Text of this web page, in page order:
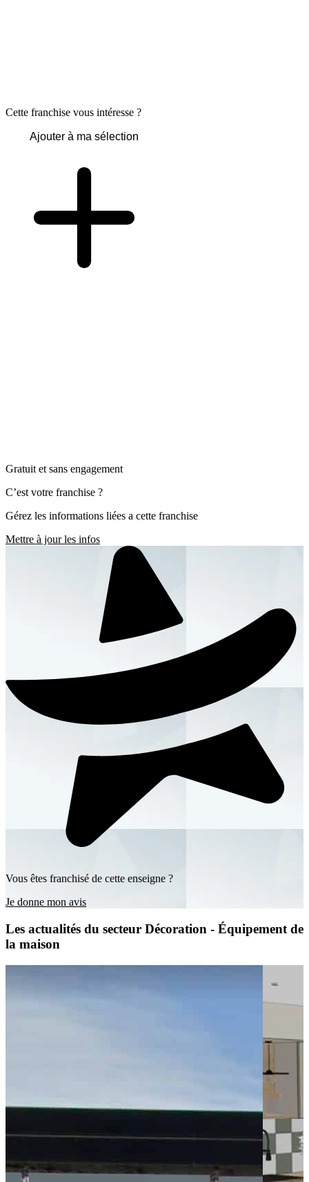
Cette franchise vous intéresse ?
Ajouter à ma sélection
Gratuit et sans engagement
C’est votre franchise ?
Gérez les informations liées a cette franchise
Mettre à jour les infos
Vous êtes franchisé de cette enseigne ?
Je donne mon avis
Les actualités du secteur Décoration - Équipement de
la maison